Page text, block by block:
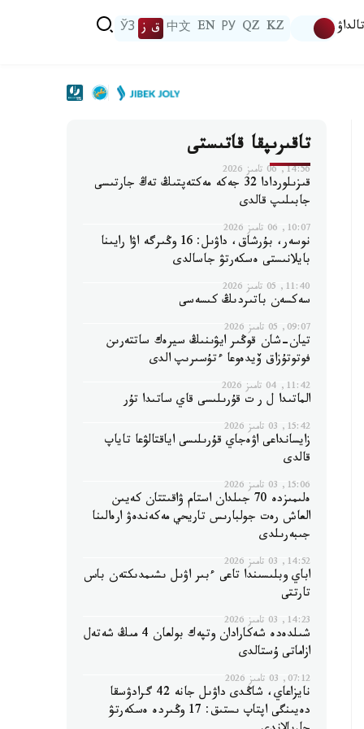
تالداۋ KZ
QZ
РУ
EN
中文 ق ز ЎЗ
تاقىرىپقا قاتىستى
14:56, 06 تامىز 2026
قىزىلوردادا 32 جەكە مەكتەپتىڭ تەڭ جارتىسى
جابىلىپ قالدى
10:07, 06 تامىز 2026
نوسەر، بۇرشاق، داۋىل: 16 وڭىرگە اۋا رايىنا
بايلانىستى ەسكەرتۋ جاسالدى
11:40, 05 تامىز 2026
سەكسەن باتىردىڭ كىسەسى
09:07, 05 تامىز 2026
تيان-شان قوڭىر ايۋىنىڭ سيرەك ساتتەرىن
فوتوتۇزاق ۆيدەوعا ءتۇسىرىپ الدى
11:42, 04 تامىز 2026
الماتىدا ل ر ت قۇرىلىسى قاي ساتىدا تۇر
15:42, 03 تامىز 2026
زايسانداعى اۋەجاي قۇرىلىسى اياقتالۋعا تاياپ
قالدى
15:06, 03 تامىز 2026
ەلىمىزدە 70 جىلدان استام ۋاقىتتان كەيىن
العاش رەت جولبارىس تاريحي مەكەندەۋ ارەالىنا
جىبەرىلدى
14:52, 03 تامىز 2026
اباي وبلىسىندا تاعى ءبىر اۋىل ىشىمدىكتەن باس
تارتتى
14:23, 03 تامىز 2026
شىلدەدە شەكارادان وتپەك بولعان 4 مىڭ شەتەل
ازاماتى ۇستالدى
07:12, 03 تامىز 2026
نايزاعاي، شاڭدى داۋىل جانە 42 گرادۋسقا
دەيىنگى اپتاپ ىستىق: 17 وڭىردە ەسكەرتۋ